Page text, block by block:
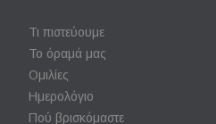
Τι πιστεύουμε
Το όραμά μας
Ομιλίες
Ημερολόγιο
Πού βρισκόμαστε